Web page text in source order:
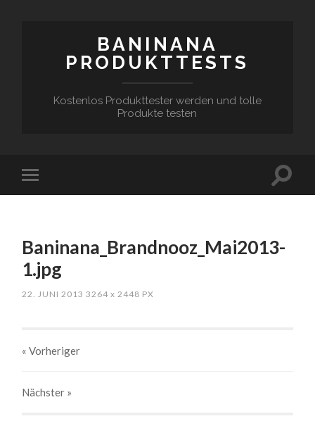
BANINANA
PRODUKTTESTS
Kostenlos Produkttester werden und tolle
Produkte testen
Baninana_Brandnooz_Mai2013-
1.jpg
22. JUNI 2013 3264x 2448 PX
« Vorheriger
Nächster »